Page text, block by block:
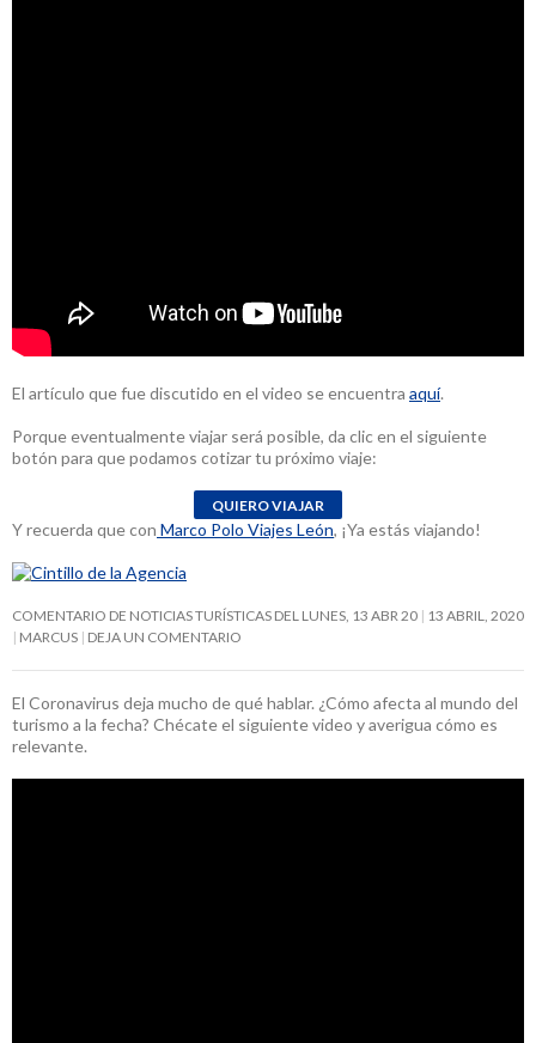
El artículo que fue discutido en el video se encuentra aquí.
Porque eventualmente viajar será posible, da clic en el siguiente
botón para que podamos cotizar tu próximo viaje:
Y recuerda que con Marco Polo Viajes León, ¡Ya estás viajando!
COMENTARIO DE NOTICIAS TURÍSTICAS DEL LUNES, 13 ABR 20
13 ABRIL, 2020
MARCUS DEJA UN COMENTARIO
El Coronavirus deja mucho de qué hablar. ¿Cómo afecta al mundo del
turismo a la fecha? Chécate el siguiente video y averigua cómo es
relevante.